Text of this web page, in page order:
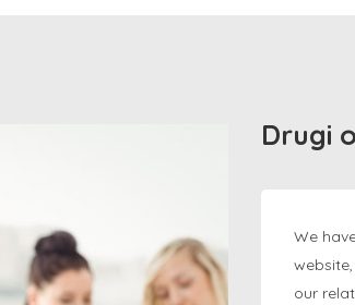
Drugi
We
our